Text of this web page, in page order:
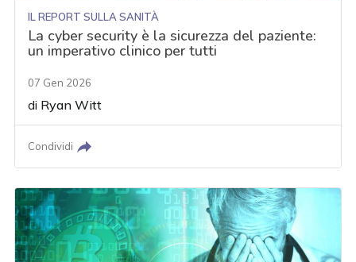
IL REPORT SULLA SANITÀ
La cyber security è la sicurezza del paziente:
un imperativo clinico per tutti
07 Gen 2026
di Ryan Witt
Condividi